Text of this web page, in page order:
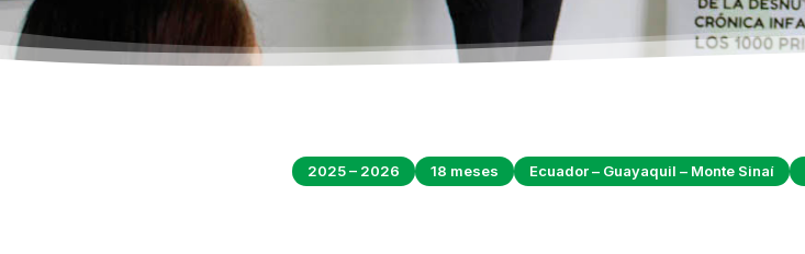
2025 – 2026 18 meses Ecuador – Guayaquil – Monte Sinaí